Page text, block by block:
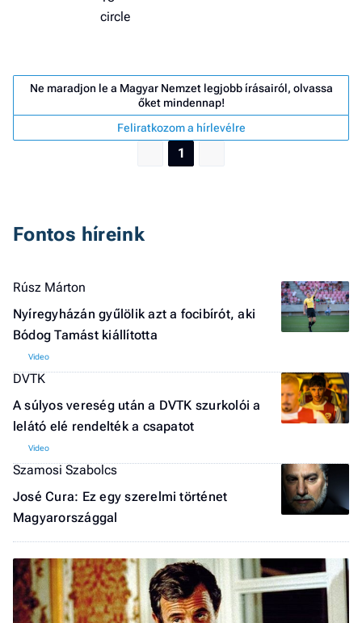
Ne maradjon le a Magyar Nemzet legjobb írásairól, olvassa
őket mindennap!
Feliratkozom a hírlevélre
1
Fontos híreink
Rúsz Márton
Nyíregyházán gyűlölik azt a focibírót, aki
Bódog Tamást kiállította
DVTK
A súlyos vereség után a DVTK szurkolói a
lelátó elé rendelték a csapatot
Szamosi Szabolcs
José Cura: Ez egy szerelmi történet
Magyarországgal